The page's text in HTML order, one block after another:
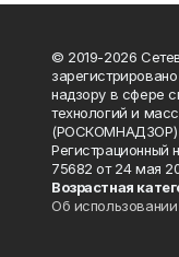
© 2019-2026
надзору в сфере
технологий и
(РОСКОМНАДЗОР)
75682 от 24 мая
Возрастная
Об